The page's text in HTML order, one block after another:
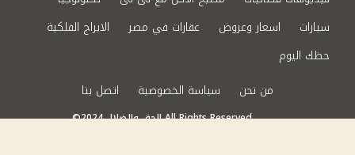
سيارات
اسعار وعروض عقارات في مصر
الابراج الفلكية
حظك اليوم
من نحن
سياسة الخصوصية اتصل بنا
©2024 الحق والضلال All Rights Reserved.